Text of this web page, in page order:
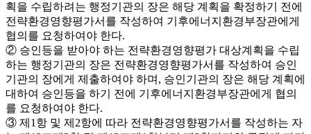
획을 수립하려는 행정기관의 장은 해당 계획을 확정하기 전에
전략환경영향평가서를 작성하여 기후에너지환경부장관에게
협의를 요청하여야 한다.
② 승인등을 받아야 하는 전략환경영향평가 대상계획을 수립
하는 행정기관의 장은 전략환경영향평가서를 작성하여 승인
기관의 장에게 제출하여야 하며, 승인기관의 장은 해당 계획에
대하여 승인등을 하기 전에 기후에너지환경부장관에게 협의
를 요청하여야 한다.
③ 제1항 및 제2항에 따라 전략환경영향평가서를 작성하는 자